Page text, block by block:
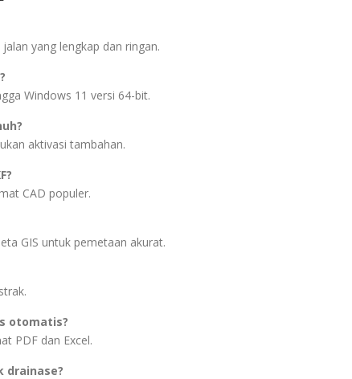
yang lengkap dan ringan.
Windows 11 versi 64-bit.
aktivasi tambahan.
CAD populer.
GIS untuk pemetaan akurat.
otomatis?
PDF dan Excel.
drainase?